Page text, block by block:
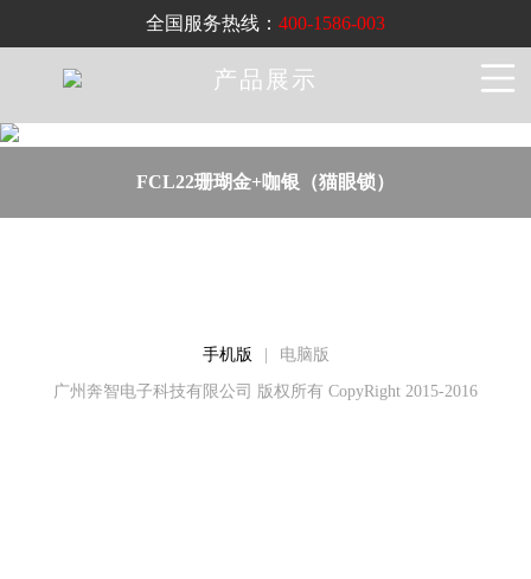
全国服务热线： 400-1586-003
产品展示
FCL22珊瑚金+咖银（猫眼锁）
手机版 电脑版
广州奔智电子科技有限公司 版权所有 CopyRight 2015-2016